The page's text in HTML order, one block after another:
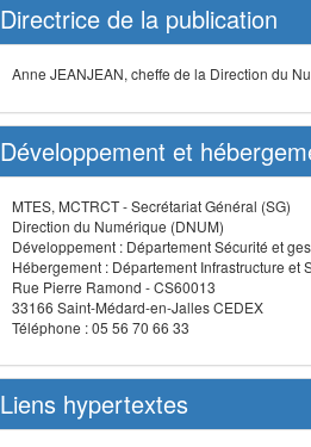
Directrice de la publication
Anne JEANJEAN, cheffe de la Direction du
Développement et
MTES, MCTRCT - Secrétariat Général (SG)
Direction du Numérique (DNUM)
Développement : Département Sécurité et
Hébergement : Département Infrastructure et
Rue Pierre Ramond - CS60013
33166 Saint-Médard-en-Jalles CEDEX
Téléphone : 05 56 70 66 33
Liens hypertextes